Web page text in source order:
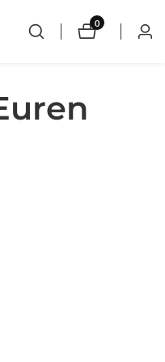
0
0
Artikel